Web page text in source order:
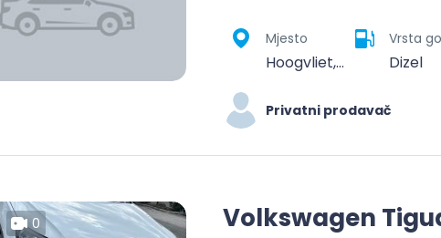
Mjesto
Hoogvliet, Rotterdam, Zuid-Holland, Nederland
Vrsta
Dizel
Privatni prodavač
0 Volkswagen